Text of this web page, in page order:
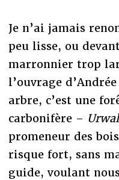
Je n’ai jamais
peu lisse, ou
marronnier trop
l’ouvrage
arbre, c’est une
carbonifère –
promeneur des
risque fort, sans
guide, voulant